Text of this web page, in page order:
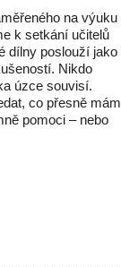
na výuku
k setkání učitelů
dílny poslouží jako
Nikdo
úzce souvisí.
co přesně
pomoci – nebo